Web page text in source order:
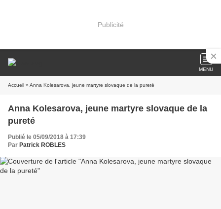
Publicité
MENU
Accueil » Anna Kolesarova, jeune martyre slovaque de la pureté
Anna Kolesarova, jeune martyre slovaque de la
pureté
Publié le 05/09/2018 à 17:39
Par Patrick ROBLES